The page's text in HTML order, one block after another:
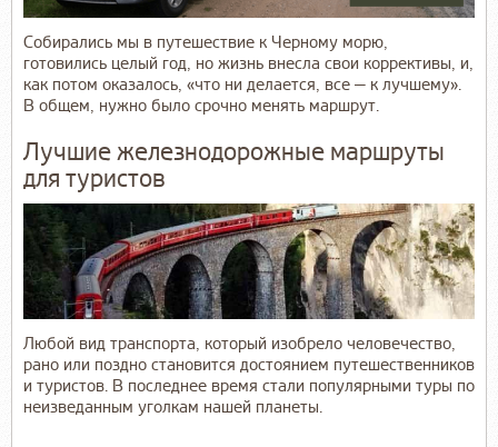
Собирались мы в путешествие к Черному морю,
готовились целый год, но жизнь внесла свои коррективы, и,
как потом оказалось, «что ни делается, все — к лучшему».
В общем, нужно было срочно менять маршрут.
Лучшие железнодорожные маршруты
для туристов
Любой вид транспорта, который изобрело человечество,
рано или поздно становится достоянием путешественников
и туристов. В последнее время стали популярными туры по
неизведанным уголкам нашей планеты.